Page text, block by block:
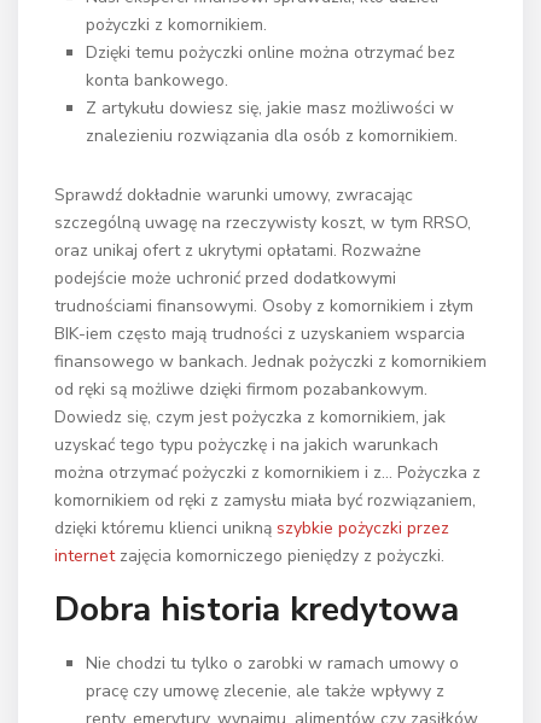
pożyczki z komornikiem.
Dzięki temu pożyczki online można otrzymać bez
konta bankowego.
Z artykułu dowiesz się, jakie masz możliwości w
znalezieniu rozwiązania dla osób z komornikiem.
Sprawdź dokładnie warunki umowy, zwracając
szczególną uwagę na rzeczywisty koszt, w tym RRSO,
oraz unikaj ofert z ukrytymi opłatami. Rozważne
podejście może uchronić przed dodatkowymi
trudnościami finansowymi. Osoby z komornikiem i złym
BIK-iem często mają trudności z uzyskaniem wsparcia
finansowego w bankach. Jednak pożyczki z komornikiem
od ręki są możliwe dzięki firmom pozabankowym.
Dowiedz się, czym jest pożyczka z komornikiem, jak
uzyskać tego typu pożyczkę i na jakich warunkach
można otrzymać pożyczki z komornikiem i z… Pożyczka z
komornikiem od ręki z zamysłu miała być rozwiązaniem,
dzięki któremu klienci unikną szybkie pożyczki przez
internetzajęcia komorniczego pieniędzy z pożyczki.
Dobra historia kredytowa
Nie chodzi tu tylko o zarobki w ramach umowy o
pracę czy umowę zlecenie, ale także wpływy z